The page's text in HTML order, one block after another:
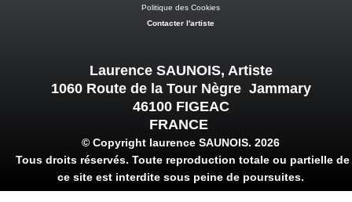
Politique des Cookies
Contacter l'artiste
Laurence SAUNOIS, Artiste
1060 Route de la Tour Nègre Jammary
46100 FIGEAC
FRANCE
© Copyright laurence SAUNOIS. 2026
Tous droits réservés. Toute reproduction totale ou partielle de
ce site est interdite sous peine de poursuites.